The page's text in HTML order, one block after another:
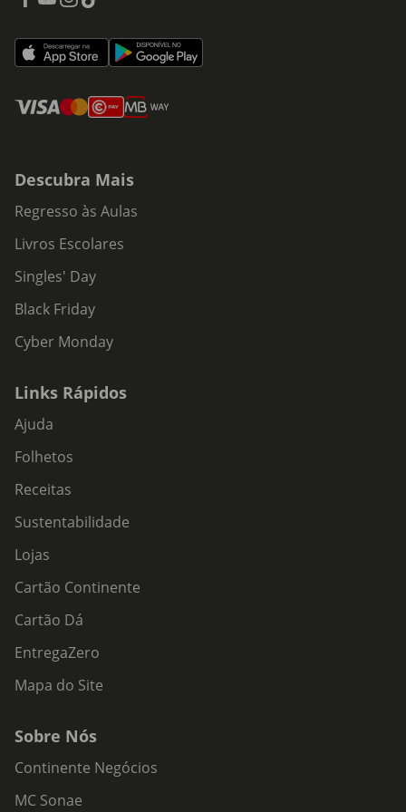
Descubra Mais
Regresso às Aulas
Livros Escolares
Singles' Day
Black Friday
Cyber Monday
Links Rápidos
Ajuda
Folhetos
Receitas
Sustentabilidade
Lojas
Cartão Continente
Cartão Dá
EntregaZero
Mapa do Site
Sobre Nós
Continente Negócios
MC Sonae